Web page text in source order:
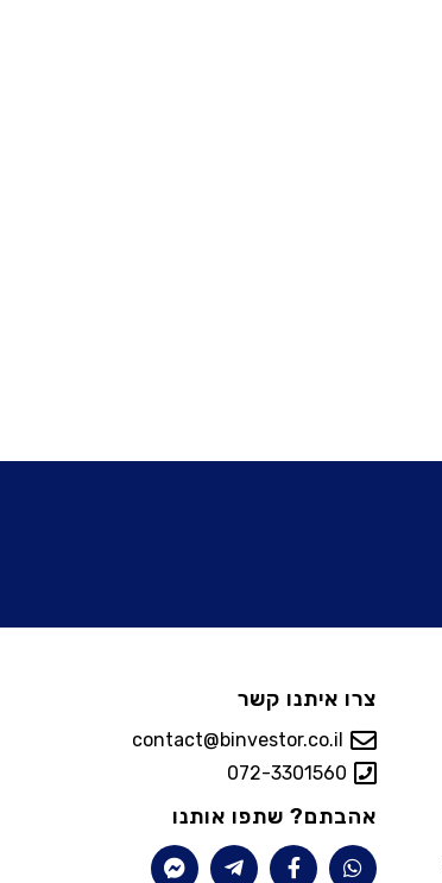
צרו איתנו קשר
contact@binvestor.co.il
072-3301560
אהבתם? שתפו אותנו